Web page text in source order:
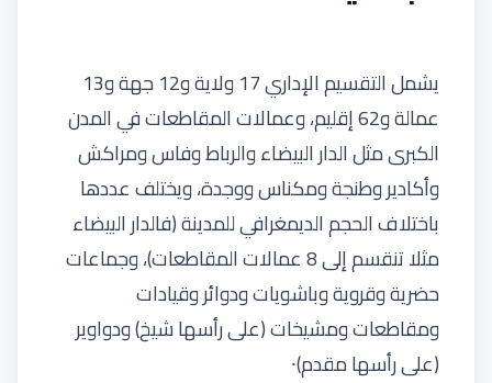
يشمل التقسيم الإداري 17 ولاية و12 جهة و13
عمالة و62 إقليم، وعمالات المقاطعات في المدن
الكبرى مثل الدار البيضاء والرباط وفاس ومراكش
وأكادير وطنجة ومكناس ووجدة، ويختلف عددها
باختلاف الحجم الديمغرافي للمدينة (فالدار البيضاء
مثلا تنقسم إلى 8 عمالات المقاطعات)، وجماعات
حضرية وقروية وباشويات ودوائر وقيادات
ومقاطعات ومشيخات (على رأسها شيخ) ودواوير
(على رأسها مقدم)⸱